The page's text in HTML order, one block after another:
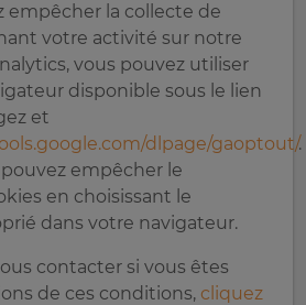
empêcher la collecte de
votre activité sur notre
vous pouvez utiliser
disponible sous le lien
et
dlpage/gaoptout/.
pouvez empêcher le
en choisissant le
dans votre navigateur.
contacter si vous êtes
de ces conditions, cliquez